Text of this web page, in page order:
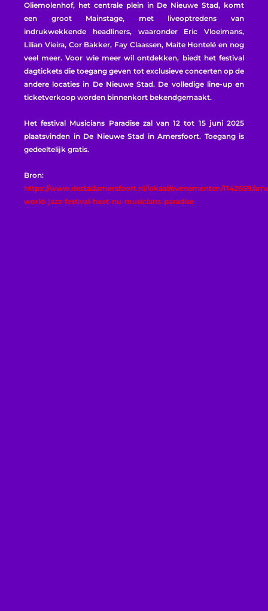
Oliemolenhof, het centrale plein in De Nieuwe Stad, komt
een groot Mainstage, met liveoptredens van
indrukwekkende headliners, waaronder Eric Vloeimans,
Lilian Vieira, Cor Bakker, Fay Claassen, Maite Hontelé en nog
veel meer. Voor wie meer wil ontdekken, biedt het festival
dagtickets die toegang geven tot exclusieve concerten op de
andere locaties in De Nieuwe Stad. De volledige line-up en
ticketverkoop worden binnenkort bekendgemaakt.
Het festival Musicians Paradise zal van 12 tot 15 juni 2025
plaatsvinden in De Nieuwe Stad in Amersfoort. Toegang is
gedeeltelijk gratis.
Bron:
https://www.destadamersfoort.nl/lokaal/evenementen/1142659/
world-jazz-festival-heet-nu-musicians-paradise